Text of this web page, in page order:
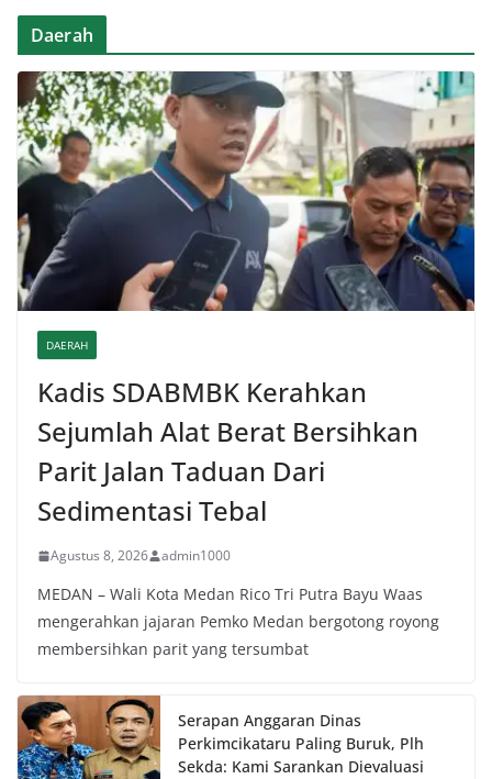
Daerah
DAERAH
Kadis SDABMBK Kerahkan
Sejumlah Alat Berat Bersihkan
Parit Jalan Taduan Dari
Sedimentasi Tebal
Agustus 8, 2026 admin1000
MEDAN – Wali Kota Medan Rico Tri Putra Bayu Waas
mengerahkan jajaran Pemko Medan bergotong royong
membersihkan parit yang tersumbat
Serapan Anggaran Dinas
Perkimcikataru Paling Buruk, Plh
Sekda: Kami Sarankan Dievaluasi